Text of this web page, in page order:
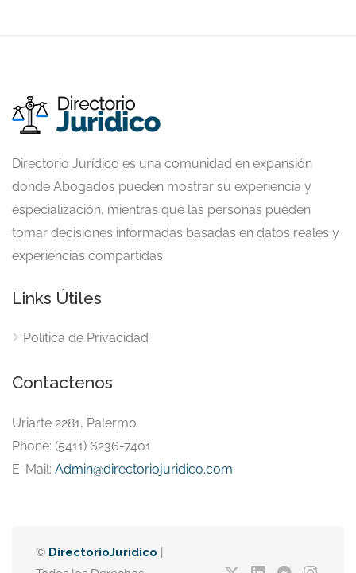
Directorio Jurídico es una comunidad en expansión
donde Abogados pueden mostrar su experiencia y
especialización, mientras que las personas pueden
tomar decisiones informadas basadas en datos reales y
experiencias compartidas.
Links Útiles
Política de Privacidad
Contactenos
Uriarte 2281, Palermo
Phone: (5411) 6236-7401
E-Mail: Admin@directoriojuridico.com
© DirectorioJuridico